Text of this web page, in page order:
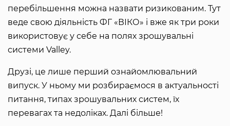
перебільшення можна назвати ризикованим. Тут
веде свою діяльність ФГ «ВІКО» і вже як три роки
використовує у себе на полях зрошувальні
системи Valley.
Друзі, це лише перший ознайомлювальний
випуск. У ньому ми розбираємося в актуальності
питання, типах зрошувальних систем, їх
перевагах та недоліках. Далі більше!